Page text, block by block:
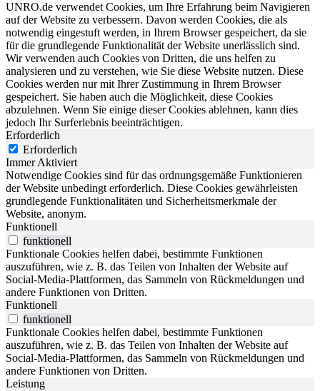
UNRO.de verwendet Cookies, um Ihre Erfahrung beim Navigieren
auf der Website zu verbessern. Davon werden Cookies, die als
notwendig eingestuft werden, in Ihrem Browser gespeichert, da sie
für die grundlegende Funktionalität der Website unerlässlich sind.
Wir verwenden auch Cookies von Dritten, die uns helfen zu
analysieren und zu verstehen, wie Sie diese Website nutzen. Diese
Cookies werden nur mit Ihrer Zustimmung in Ihrem Browser
gespeichert. Sie haben auch die Möglichkeit, diese Cookies
abzulehnen. Wenn Sie einige dieser Cookies ablehnen, kann dies
jedoch Ihr Surferlebnis beeinträchtigen.
Erforderlich
Erforderlich
Immer Aktiviert
Notwendige Cookies sind für das ordnungsgemäße Funktionieren
der Website unbedingt erforderlich. Diese Cookies gewährleisten
grundlegende Funktionalitäten und Sicherheitsmerkmale der
Website, anonym.
Funktionell
funktionell
Funktionale Cookies helfen dabei, bestimmte Funktionen
auszuführen, wie z. B. das Teilen von Inhalten der Website auf
Social-Media-Plattformen, das Sammeln von Rückmeldungen und
andere Funktionen von Dritten.
Funktionell
funktionell
Funktionale Cookies helfen dabei, bestimmte Funktionen
auszuführen, wie z. B. das Teilen von Inhalten der Website auf
Social-Media-Plattformen, das Sammeln von Rückmeldungen und
andere Funktionen von Dritten.
Leistung